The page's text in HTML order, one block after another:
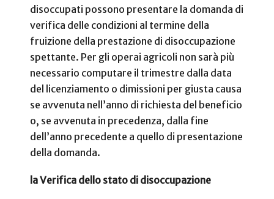
disoccupati possono presentare la domanda di
verifica delle condizioni al termine della
fruizione della prestazione di disoccupazione
spettante. Per gli operai agricoli non sarà più
necessario computare il trimestre dalla data
del licenziamento o dimissioni per giusta causa
se avvenuta nell’anno di richiesta del beneficio
o, se avvenuta in precedenza, dalla fine
dell’anno precedente a quello di presentazione
della domanda.
la Verifica dello stato di disoccupazione